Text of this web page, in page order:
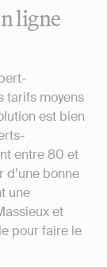
ligne
tarifs moyens
est bien
entre 80 et
d’une bonne
une
et
pour faire le